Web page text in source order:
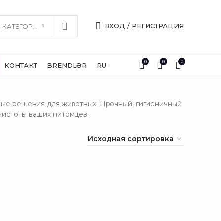
ВХОД / РЕГИСТРАЦИЯ
КОНТАКТ BRENDLƏR RU 0 0 0
решения для животных. Прочный, гигиеничный
ваших питомцев.